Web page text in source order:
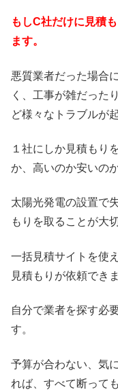
もしC社だけに見積
ます。
悪質業者だった場合
く、工事が雑だった
ど様々なトラブルが
１社にしか見積もり
か、高いのか安いの
太陽光発電の設置で
もりを取ることが大
一括見積サイトを使
見積もりが依頼できま
自分で業者を探す必
す。
予算が合わない、気
れば、すべて断って